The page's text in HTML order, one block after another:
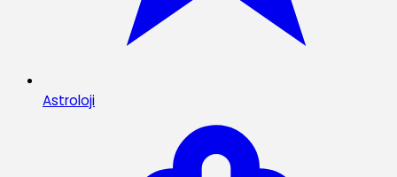
Astroloji